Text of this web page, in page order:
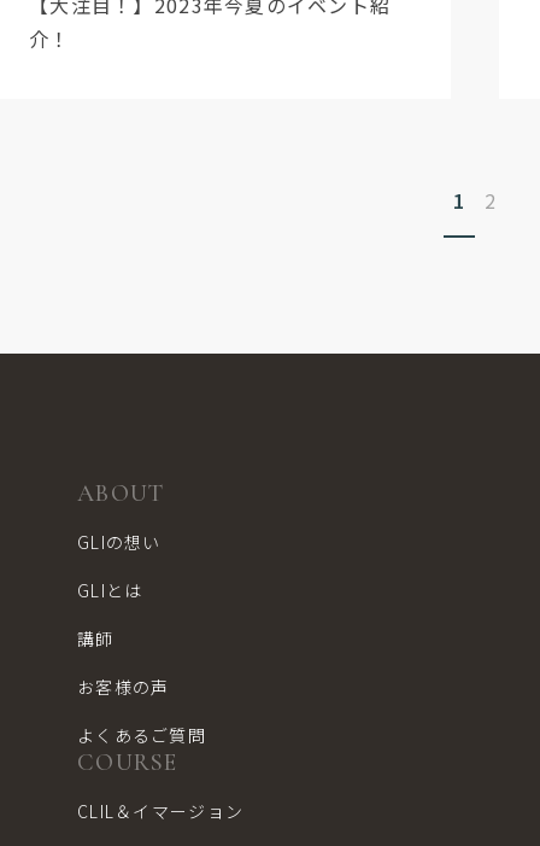
介！
1 2
ABOUT
GLIの想い
GLIとは
講師
お客様の声
よくあるご質問
COURSE
CLIL＆イマージョン